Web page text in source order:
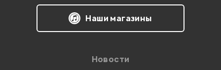
Наши магазины
Новости